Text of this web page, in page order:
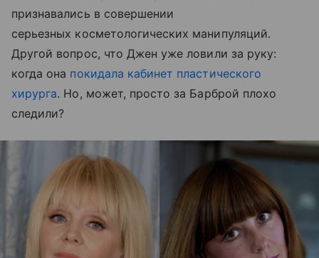
признавались в совершении
серьезных косметологических манипуляций.
Другой вопрос, что Джен уже ловили за руку:
когда она покидала кабинет пластического
хирурга. Но, может, просто за Барброй плохо
следили?